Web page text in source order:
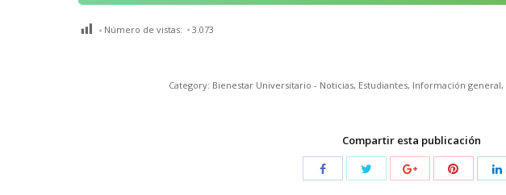
Número de vistas: 3.073
Category: Bienestar Universitario - Noticias, Estudiantes, Información general,
Compartir esta publicación